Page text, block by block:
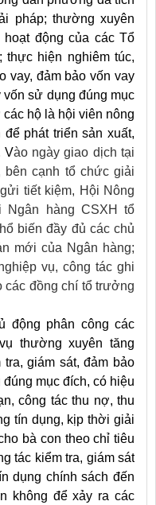
pháp; thường xuyên
động của các Tổ
thực hiện nghiêm túc,
vay, đảm bảo vốn vay
sử dụng đúng mục
hộ là hội viên nông
phát triển sản xuất,
Vào ngày giao dịch tại
bên cạnh tổ chức giải
tiết kiệm, Hội Nông
hàng CSXH tổ
biến đầy đủ các chủ
mới của Ngân hàng;
vụ, công tác ghi
các đồng chí tổ trưởng
động phân công các
thường xuyên tăng
giám sát, đảm bảo
mục đích, có hiệu
công tác thu nợ, thu
tín dụng, kịp thời giải
bà con theo chỉ tiêu
tác kiểm tra, giám sát
dụng chính sách đến
không để xảy ra các